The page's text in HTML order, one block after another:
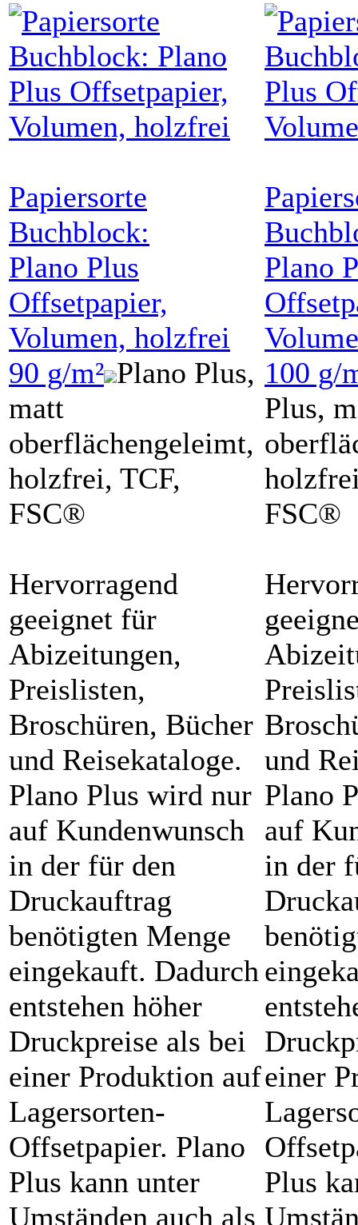
Papiersorte
Buchblock:
Plano Plus
Offsetpapier,
Volumen, holzfrei
90 g/m² Plano Plus,
matt
oberflächengeleimt,
holzfrei, TCF,
FSC®
Hervorragend
geeignet für
Abizeitungen,
Preislisten,
Broschüren, Bücher
und Reisekataloge.
Plano Plus wird nur
auf Kundenwunsch
in der für den
Druckauftrag
benötigten Menge
eingekauft. Dadurch
entstehen höher
Druckpreise als bei
einer Produktion auf
Lagersorten-
Offsetpapier. Plano
Plus kann unter
Umständen auch als
Plano
100 g/
Plus,
FSC®
und
Plano
auf
in der
einer
Plus